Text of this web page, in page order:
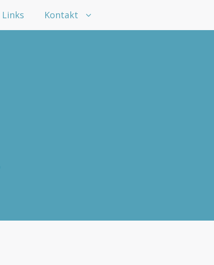
Links Kontakt